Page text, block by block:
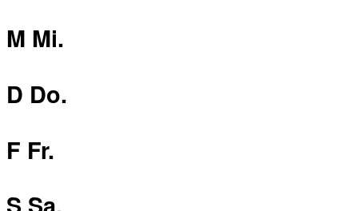
M Mi.
D Do.
F Fr.